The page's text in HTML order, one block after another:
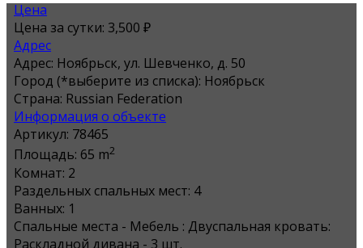
Цена
Цена за сутки: 3,500 ₽
Адрес
Адрес: Ноябрьск, ул. Шевченко, д. 50
Город (*выберите из списка): Ноябрьск
Страна: Russian Federation
Информация о объекте
Артикул: 78465
Площадь: 65 m2
Комнат: 2
Раздельных спальных мест: 4
Ванных: 1
Спальные места - Мебель : Двуспальная кровать:
Раскладной дивана - 3 шт.